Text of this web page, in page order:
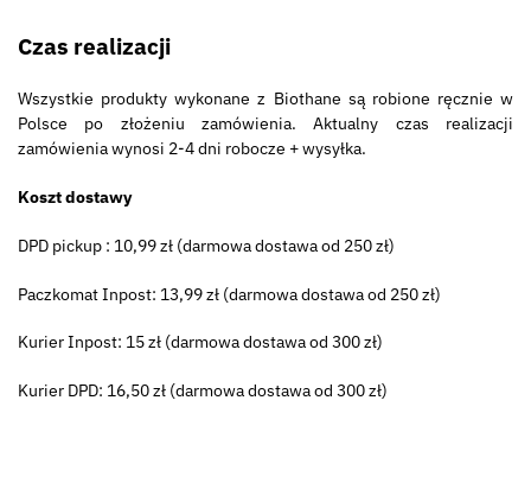
Czas realizacji
Wszystkie produkty wykonane z Biothane są robione ręcznie w
Polsce po złożeniu zamówienia. Aktualny czas realizacji
zamówienia wynosi 2-4 dni robocze + wysyłka.
Koszt dostawy
DPD pickup : 10,99 zł (darmowa dostawa od 250 zł)
Paczkomat Inpost: 13,99 zł (darmowa dostawa od 250 zł)
Kurier Inpost: 15 zł (darmowa dostawa od 300 zł)
Kurier DPD: 16,50 zł (darmowa dostawa od 300 zł)